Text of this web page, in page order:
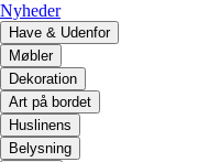
Nyheder
Have & Udenfor
Møbler
Dekoration
Art på bordet
Huslinens
Belysning